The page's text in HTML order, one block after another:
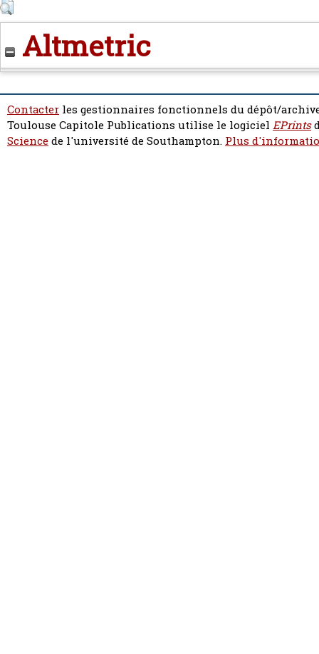
Altmetric
Contacter les gestionnaires fonctionnels du dépôt/
Toulouse Capitole Publications utilise le logiciel EPrints
Sciencede l'université de Southampton. Plus